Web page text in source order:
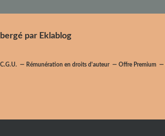
par Eklablog
C.G.U. Rémunération en droits d'auteur Offre Premium